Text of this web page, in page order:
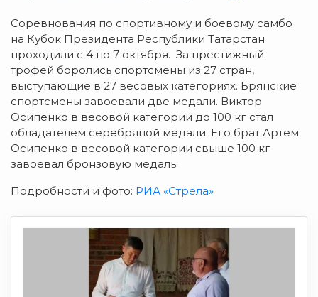
Соревнования по спортивному и боевому самбо
на Кубок Президента Республики Татарстан
проходили с 4 по 7 октября. За престижный
трофей боролись спортсмены из 27 стран,
выступающие в 27 весовых категориях. Брянские
спортсмены завоевали две медали. Виктор
Осипенко в весовой категории до 100 кг стал
обладателем серебряной медали. Его брат Артем
Осипенко в весовой категории свыше 100 кг
завоевал бронзовую медаль.
Подробности и фото: РИА «Стрела»